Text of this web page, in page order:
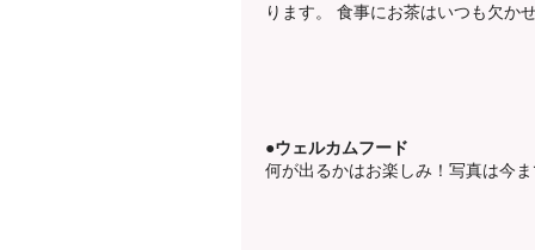
ります。 食事にお茶はいつも欠か
●ウェルカムフード
何が出るかはお楽しみ！写真は今